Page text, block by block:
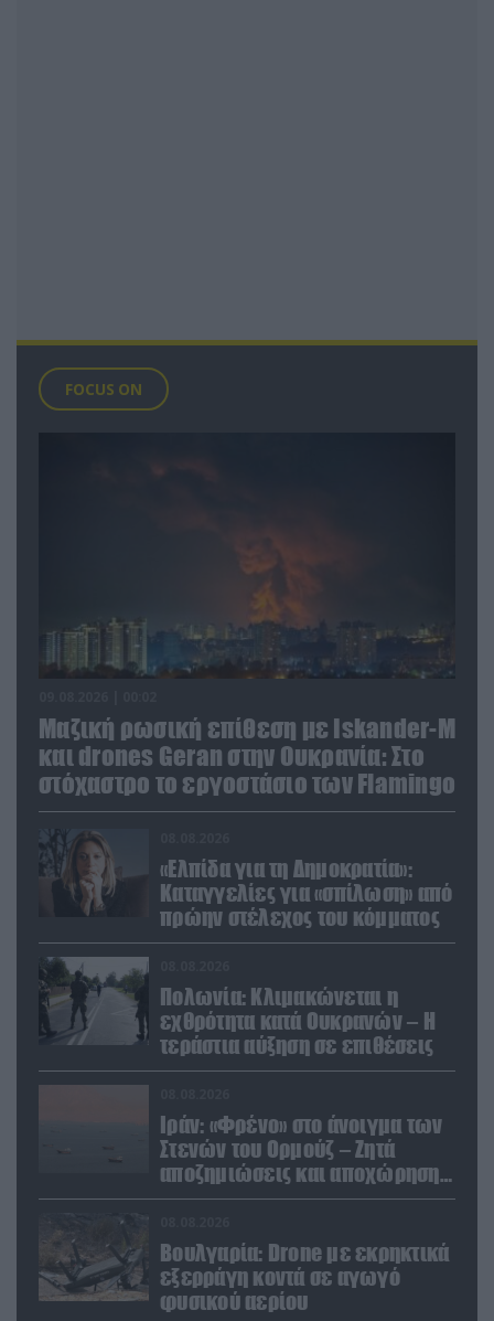
FOCUS ON
Μαζική ρωσική επίθεση με Iskander-M
και drones Geran στην Ουκρανία: Στο
στόχαστρο το εργοστάσιο των Flamingo
«Ελπίδα για τη Δημοκρατία»:
Καταγγελίες για «σπίλωση» από
πρώην στέλεχος του κόμματος
Πολωνία: Κλιμακώνεται η
εχθρότητα κατά Ουκρανών – Η
τεράστια αύξηση σε επιθέσεις
Ιράν: «Φρένο» στο άνοιγμα των
Στενών του Ορμούζ – Ζητά
αποζημιώσεις και αποχώρηση
των ΗΠΑ
Βουλγαρία: Drone με εκρηκτικά
εξερράγη κοντά σε αγωγό
φυσικού αερίου